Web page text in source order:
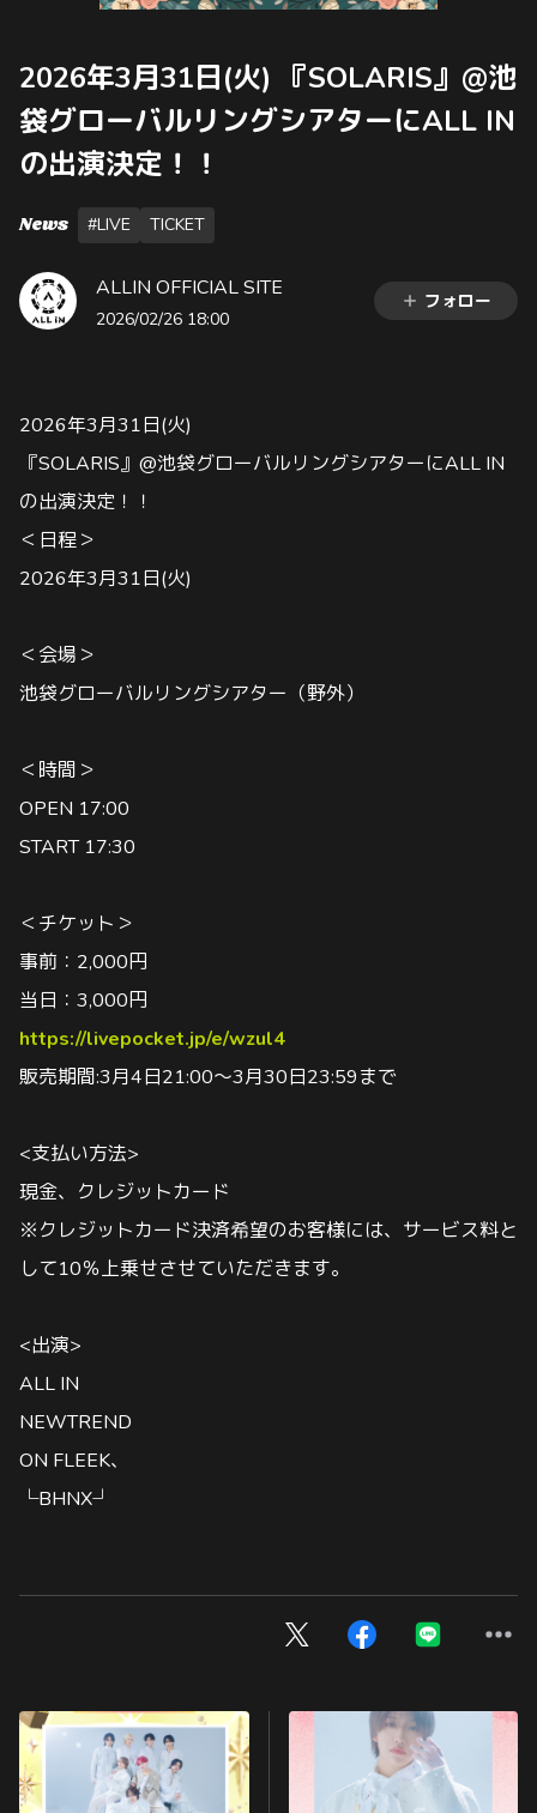
2026年3月31日(火) 『SOLARIS』@池
袋グローバルリングシアターにALL IN
の出演決定！！
News #LIVE TICKET
ALLIN OFFICIAL SITE
2026/02/26 18:00
フォロー
2026年3月31日(火)
『SOLARIS』@池袋グローバルリングシアターにALL IN
の出演決定！！
＜日程＞
2026年3月31日(火)
＜会場＞
池袋グローバルリングシアター（野外）
＜時間＞
OPEN 17:00
START 17:30
＜チケット＞
事前：2,000円
当日：3,000円
https://livepocket.jp/e/wzul4
販売期間:3月4日21:00〜3月30日23:59まで
<支払い方法>
現金、クレジットカード
※クレジットカード決済希望のお客様には、サービス料と
して10％上乗せさせていただきます。
<出演>
ALL IN
NEWTREND
ON FLEEK、
└BHNX┘